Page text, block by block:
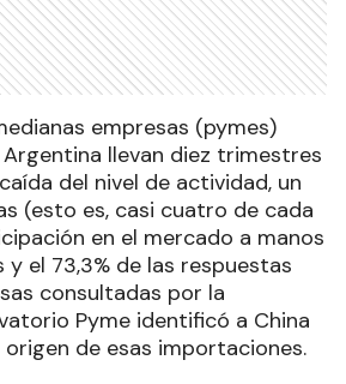
empresas (pymes)
llevan diez trimestres
del nivel de actividad, un
(esto es, casi cuatro de cada
en el mercado a manos
el 73,3% de las respuestas
consultadas por la
Pyme identificó a China
de esas importaciones.